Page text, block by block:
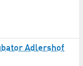
Adlershof